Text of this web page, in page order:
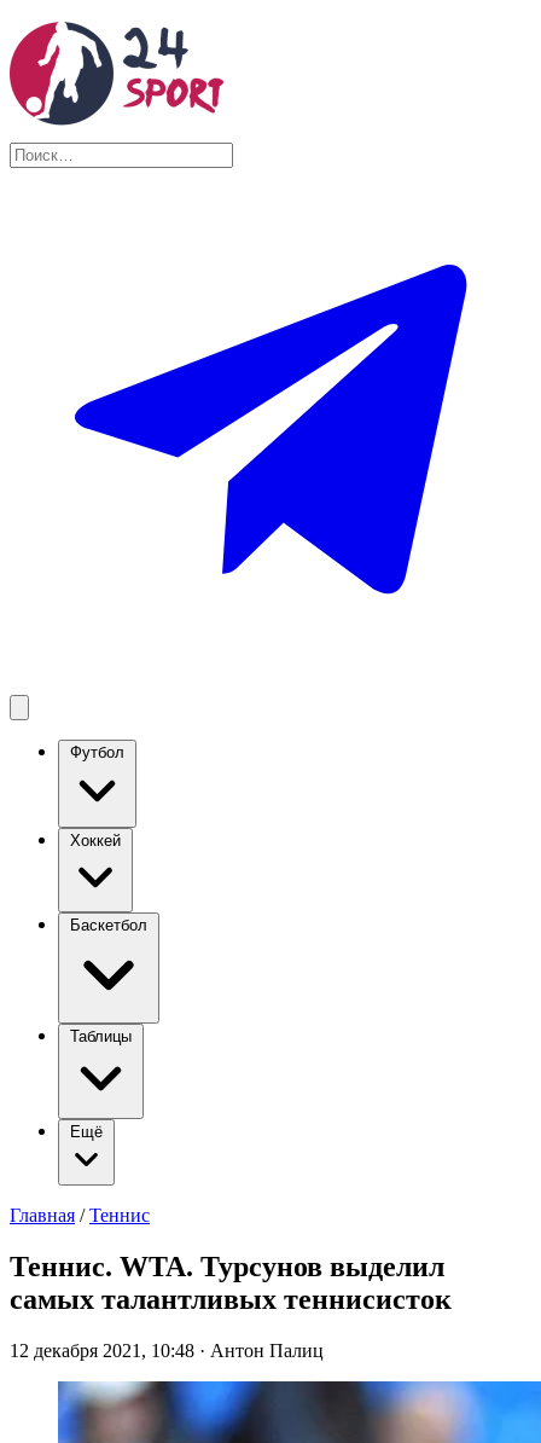
Футбол
Хоккей
Баскетбол
Таблицы
Ещё
Главная / Теннис
Теннис. WTA. Турсунов выделил
самых талантливых теннисисток
12 декабря 2021, 10:48 · Антон Палиц